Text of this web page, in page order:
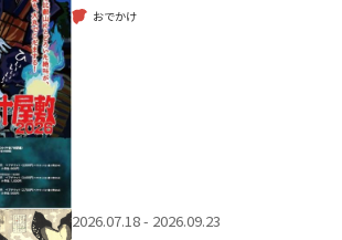
おでかけ
2026.07.18 - 2026.09.23